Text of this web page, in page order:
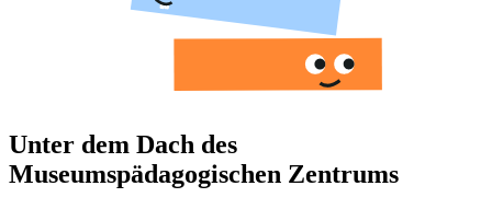
Unter dem Dach des
Museumspädagogischen Zentrums